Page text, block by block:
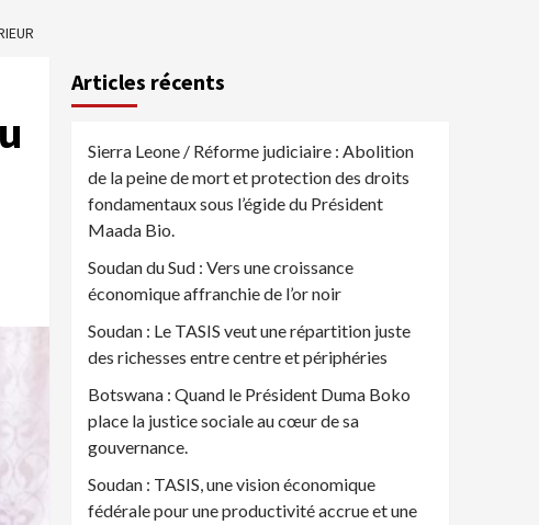
Articles récents
Sierra Leone / Réforme judiciaire : Abolition
de la peine de mort et protection des droits
fondamentaux sous l’égide du Président
Maada Bio.
Soudan du Sud : Vers une croissance
économique affranchie de l’or noir
Soudan : Le TASIS veut une répartition juste
des richesses entre centre et périphéries
Botswana : Quand le Président Duma Boko
place la justice sociale au cœur de sa
gouvernance.
Soudan : TASIS, une vision économique
fédérale pour une productivité accrue et une